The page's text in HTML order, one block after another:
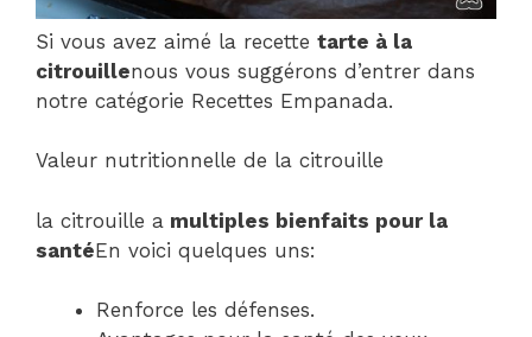
Si vous avez aimé la recette tarte à la
citrouillenous vous suggérons d’entrer dans
notre catégorie Recettes Empanada.
Valeur nutritionnelle de la citrouille
la citrouille a multiples bienfaits pour la
santéEn voici quelques uns:
Renforce les défenses.